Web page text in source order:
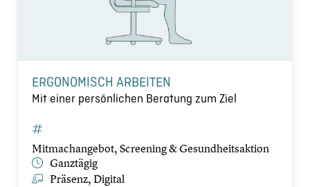
ERGONOMISCH ARBEITEN
Mit einer persönlichen Beratung zum Ziel
Mitmachangebot, Screening & Gesundheitsaktion
Ganztägig
Präsenz, Digital